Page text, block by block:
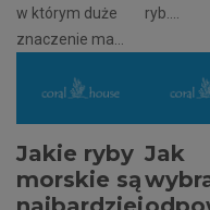
w którym duże
znaczenie ma...
ryb....
Jakie ryby
morskie są
Jak